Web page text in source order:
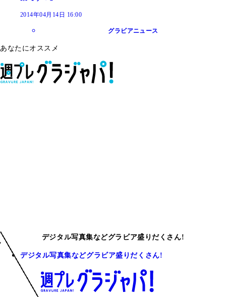
2014年04月14日 16:00
グラビアニュース
あなたにオススメ
デジタル写真集などグラビア盛りだくさん!
デジタル写真集などグラビア盛りだくさん!